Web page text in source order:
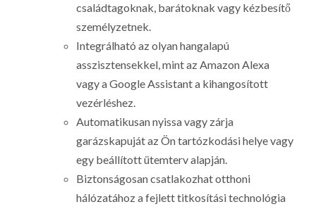
családtagoknak, barátoknak vagy kézbesítő
személyzetnek.
Integrálható az olyan hangalapú
asszisztensekkel, mint az Amazon Alexa
vagy a Google Assistant a kihangosított
vezérléshez.
Automatikusan nyissa vagy zárja
garázskapuját az Ön tartózkodási helye vagy
egy beállított ütemterv alapján.
Biztonságosan csatlakozhat otthoni
hálózatához a fejlett titkosítási technológia